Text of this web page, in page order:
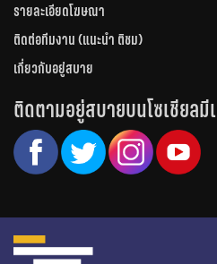
รายละเอียดโฆษณา
ติดต่อทีมงาน (แนะนำ ติชม)
เกี่ยวกับอยู่สบาย
ติดตามอยู่สบายบนโซเชียลมี